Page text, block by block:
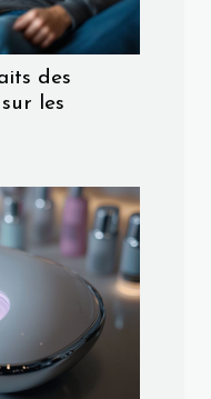
des
les